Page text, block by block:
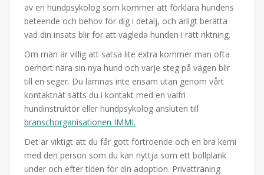
av en hundpsykolog som kommer att förklara hundens
beteende och behov för dig i detalj, och ärligt berätta
vad din insats blir för att vägleda hunden i rätt riktning.
Om man är villig att satsa lite extra kommer man ofta
oerhört nära sin nya hund och varje steg på vägen blir
till en seger. Du lämnas inte ensam utan genom vårt
kontaktnät sätts du i kontakt med en valfri
hundinstruktör eller hundpsykolog ansluten till
branschorganisationen IMMI.
Det är viktigt att du får gott förtroende och en bra kemi
med den person som du kan nyttja som ett bollplank
under och efter tiden för din adoption. Privatträning